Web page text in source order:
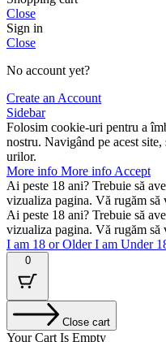
Close
Sign in
Close
No account yet?
Create an Account
Sidebar
Folosim cookie-uri pentru a
nostru. Navigând pe acest
urilor.
More info More info Accept
Ai peste 18 ani? Trebuie să
vizualiza pagina. Vă rugăm să
Ai peste 18 ani? Trebuie să
vizualiza pagina. Vă rugăm să
I am 18 or OlderI am Under
0
Close cart
Your Cart Is Empty